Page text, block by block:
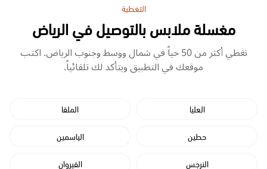
التغطية
مغسلة ملابس بالتوصيل في الرياض
نغطي أكثر من 50 حياً في شمال ووسط وجنوب الرياض. اكتب
موقعك في التطبيق ويتأكد لك تلقائياً.
العليا
الملقا
حطين
الياسمين
النرجس
القيروان